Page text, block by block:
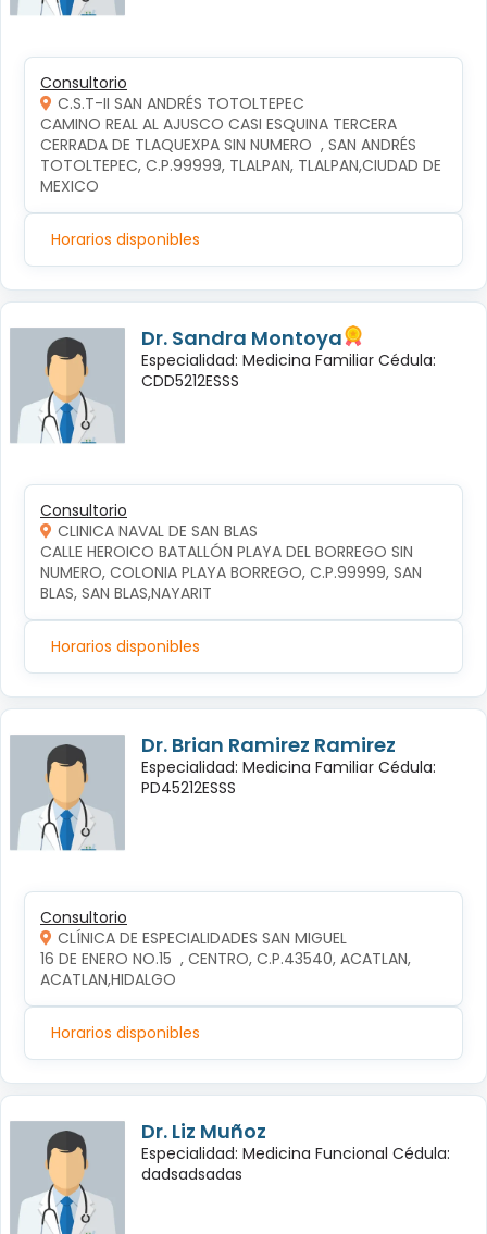
Consultorio
C.S.T-II SAN ANDRÉS TOTOLTEPEC
CAMINO REAL AL AJUSCO CASI ESQUINA TERCERA
CERRADA DE TLAQUEXPA SIN NUMERO  , SAN ANDRÉS
TOTOLTEPEC, C.P.99999, TLALPAN, TLALPAN,CIUDAD DE
MEXICO
Horarios disponibles
Dr. Sandra Montoya
Especialidad: Medicina Familiar Cédula:
CDD5212ESSS
Consultorio
CLINICA NAVAL DE SAN BLAS
CALLE HEROICO BATALLÓN PLAYA DEL BORREGO SIN
NUMERO, COLONIA PLAYA BORREGO, C.P.99999, SAN
BLAS, SAN BLAS,NAYARIT
Horarios disponibles
Dr. Brian Ramirez Ramirez
Especialidad: Medicina Familiar Cédula:
PD45212ESSS
Consultorio
CLÍNICA DE ESPECIALIDADES SAN MIGUEL
16 DE ENERO NO.15  , CENTRO, C.P.43540, ACATLAN,
ACATLAN,HIDALGO
Horarios disponibles
Dr. Liz Muñoz
Especialidad: Medicina Funcional Cédula:
dadsadsadas